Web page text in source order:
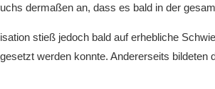
dermaßen an, dass es bald in der
stieß jedoch bald auf erhebliche
werden konnte. Andererseits